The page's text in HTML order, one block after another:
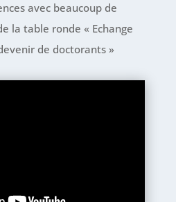
avec beaucoup de
la table ronde « Echange
de doctorants »